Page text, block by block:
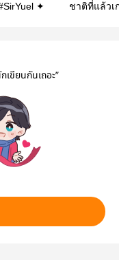
✦
ชาติที่แล้วเ
เขียนกันเถอะ”